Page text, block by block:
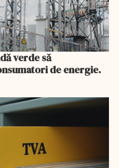
verde să
de energie.